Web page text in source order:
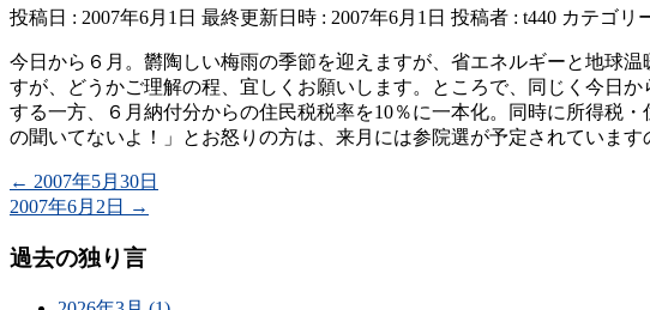
投稿日 : 2007年6月1日 最終更新日時 : 2007年6月1日 投稿者 : t440 カテゴリ
今日から６月。欝陶しい梅雨の季節を迎えますが、省エネルギーと地球
すが、どうかご理解の程、宜しくお願いします。ところで、同じく今日
する一方、６月納付分からの住民税税率を10％に一本化。同時に所得税
の聞いてないよ！」とお怒りの方は、来月には参院選が予定されていま
← 2007年5月30日
2007年6月2日
→
過去の独り言